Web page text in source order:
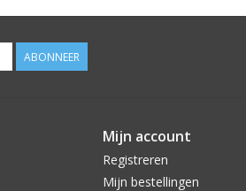
ABONNEER
Mijn account
Registreren
Mijn bestellingen